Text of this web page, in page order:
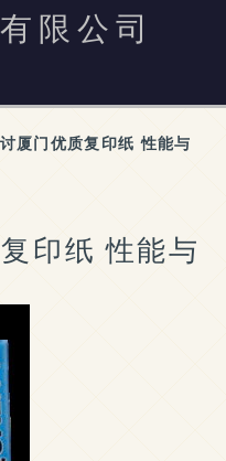
限公司
厦门优质复印纸 性能与
印纸 性能与